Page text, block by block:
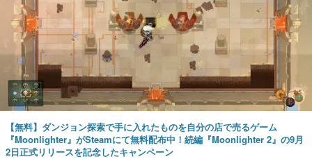
【無料】ダンジョン探索で手に入れたものを自分の店で売るゲーム
『Moonlighter』がSteamにて無料配布中！続編『Moonlighter 2』の9月
2日正式リリースを記念したキャンペーン